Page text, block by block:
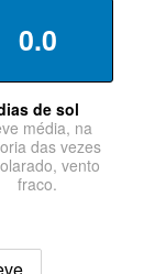
0.0
de sol
média, na
das vezes
vento
fraco.